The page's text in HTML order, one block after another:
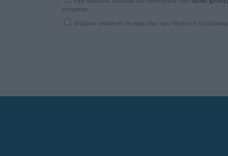
εταιρείας
Δηλώνω υπεύθυνα ότι είμαι άνω των 18 ετών ή ότι